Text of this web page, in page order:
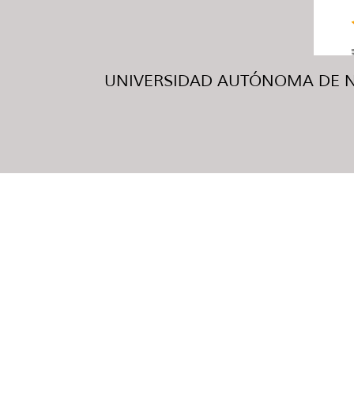
UNIVERSIDAD AUTÓNOMA DE